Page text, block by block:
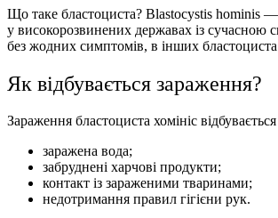
Що таке бластоциста? Blastocystis hominis
у високорозвинених державах із сучасною
без жодних симптомів, в інших
Як відбувається зараження?
Зараження бластоциста хомініс
заражена вода;
забруднені харчові продукти;
контакт із зараженими тваринами;
недотримання правил гігієни рук.